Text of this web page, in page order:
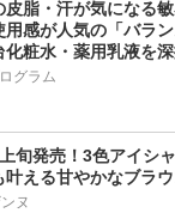
皮脂・汗が気になる
用感が人気の「バラ
化粧水・薬用乳液を深
グラム
旬発売！3色アイシ
叶える甘やかなブラ